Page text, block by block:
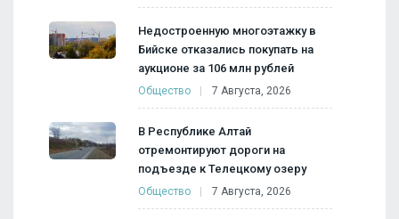
Недостроенную многоэтажку в
Бийске отказались покупать на
аукционе за 106 млн рублей
Общество 7 Августа, 2026
В Республике Алтай
отремонтируют дороги на
подъезде к Телецкому озеру
Общество 7 Августа, 2026